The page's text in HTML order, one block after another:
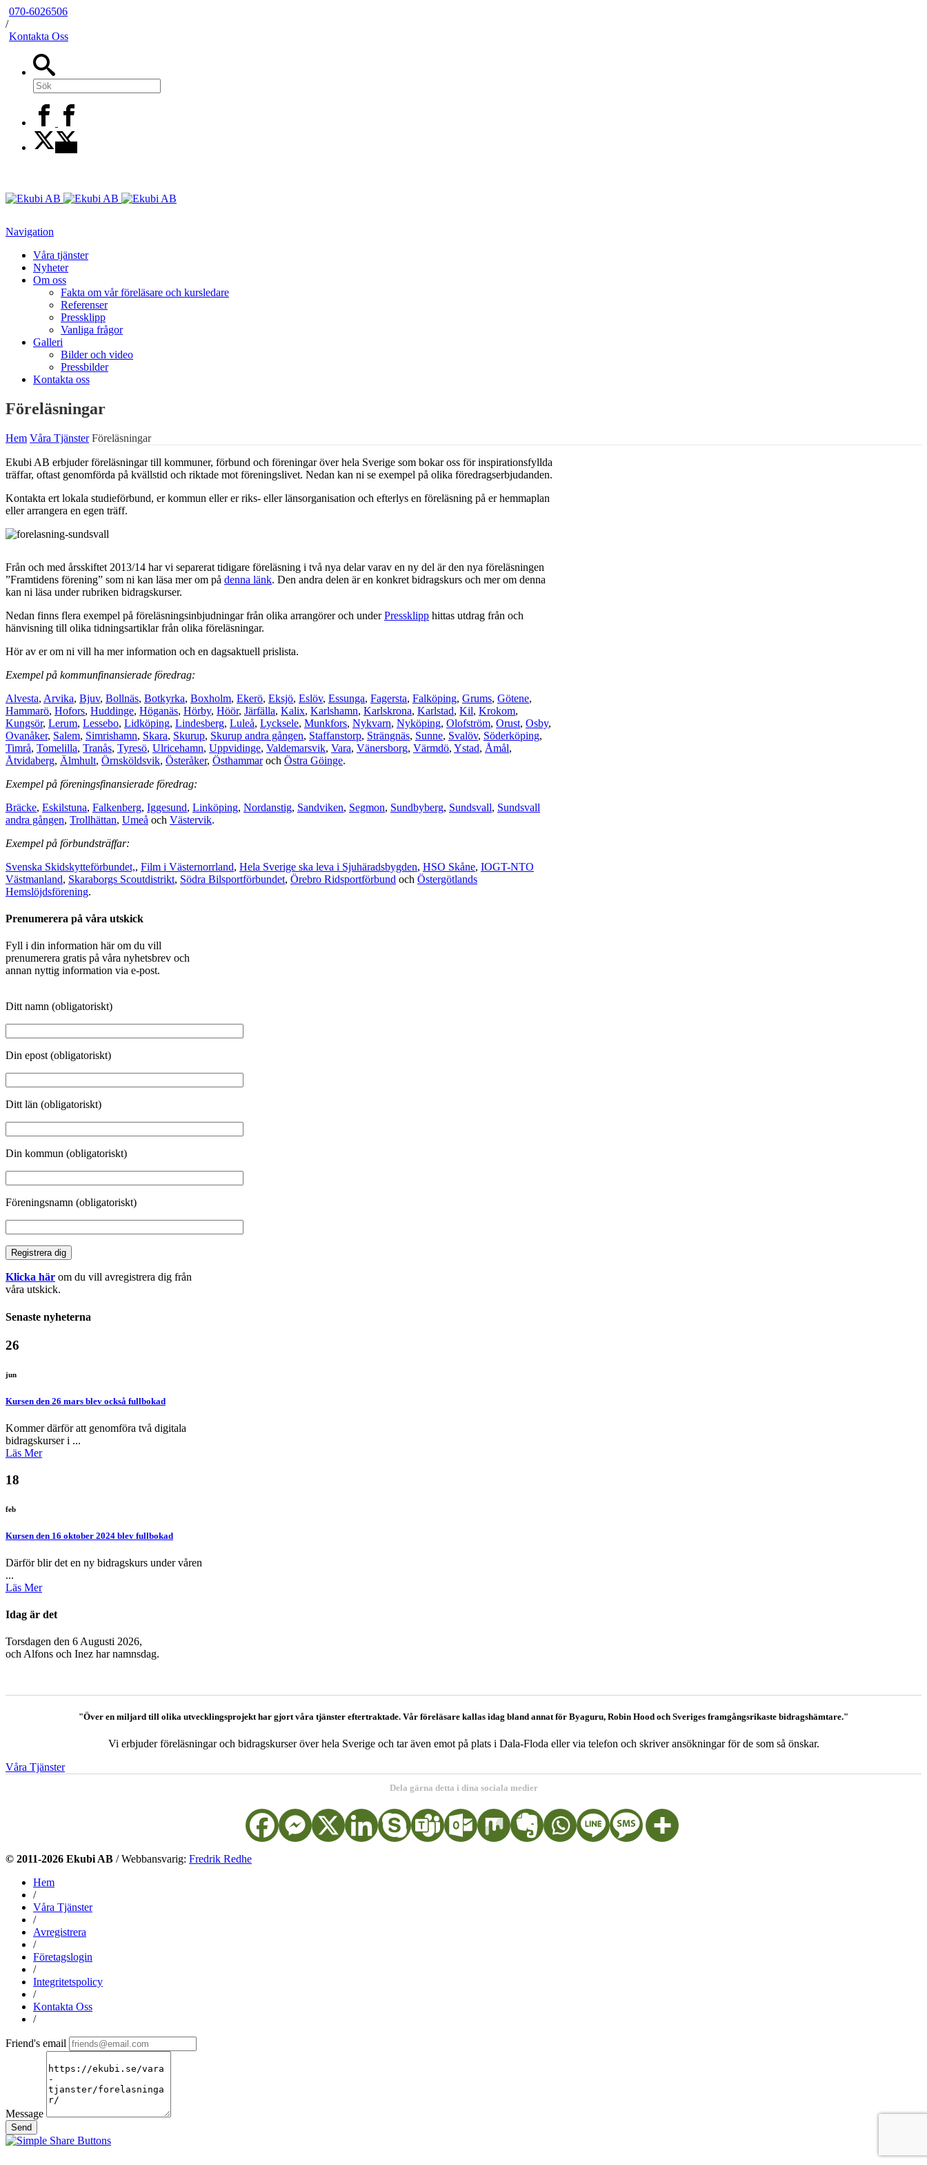
070-6026506
/
Kontakta Oss
Navigation
Våra tjänster
Nyheter
Om oss
Fakta om vår föreläsare och kursledare
Referenser
Pressklipp
Vanliga frågor
Galleri
Bilder och video
Pressbilder
Kontakta oss
Föreläsningar
Hem Våra Tjänster Föreläsningar
Ekubi AB erbjuder föreläsningar till kommuner, förbund och föreningar över hela Sverige som bokar oss för inspirationsfyllda
träffar, oftast genomförda på kvällstid och riktade mot föreningslivet. Nedan kan ni se exempel på olika föredragserbjudanden.
Kontakta ert lokala studieförbund, er kommun eller er riks- eller länsorganisation och efterlys en föreläsning på er hemmaplan
eller arrangera en egen träff.
Från och med årsskiftet 2013/14 har vi separerat tidigare föreläsning i två nya delar varav en ny del är den nya föreläsningen
”Framtidens förening” som ni kan läsa mer om på denna länk. Den andra delen är en konkret bidragskurs och mer om denna
kan ni läsa under rubriken bidragskurser.
Nedan finns flera exempel på föreläsningsinbjudningar från olika arrangörer och underPressklipp hittas utdrag från och
hänvisning till olika tidningsartiklar från olika föreläsningar.
Hör av er om ni vill ha mer information och en dagsaktuell prislista.
Exempel på kommunfinansierade föredrag:
Alvesta, Arvika, Bjuv, Bollnäs, Botkyrka, Boxholm, Ekerö, Eksjö, Eslöv, Essunga, Fagersta, Falköping, Grums, Götene,
Hammarö, Hofors, Huddinge, Höganäs, Hörby, Höör, Järfälla, Kalix, Karlshamn, Karlskrona, Karlstad, Kil, Krokom,
Kungsör, Lerum, Lessebo, Lidköping, Lindesberg, Luleå, Lycksele, Munkfors, Nykvarn, Nyköping, Olofström, Orust, Osby,
Ovanåker, Salem, Simrishamn, Skara, Skurup, Skurup andra gången, Staffanstorp, Strängnäs, Sunne, Svalöv, Söderköping,
Timrå, Tomelilla, Tranås, Tyresö, Ulricehamn, Uppvidinge, Valdemarsvik, Vara, Vänersborg, Värmdö, Ystad, Åmål,
Åtvidaberg, Älmhult, Örnsköldsvik, Österåker, Östhammaroch Östra Göinge.
Exempel på föreningsfinansierade föredrag:
Bräcke, Eskilstuna, Falkenberg, Iggesund, Linköping, Nordanstig, Sandviken, Segmon, Sundbyberg, Sundsvall, Sundsvall
andra gången, Trollhättan, Umeå och Västervik.
Exempel på förbundsträffar:
Svenska Skidskytteförbundet,, Film i Västernorrland, Hela Sverige ska leva i Sjuhäradsbygden, HSO Skåne, IOGT-NTO
Västmanland, Skaraborgs Scoutdistrikt, Södra Bilsportförbundet, Örebro Ridsportförbund och Östergötlands
Hemslöjdsförening.
Prenumerera på våra utskick
Fyll i din information här om du vill
prenumerera gratis på våra nyhetsbrev och
annan nyttig information via e-post.
Ditt namn (obligatoriskt)
Din epost (obligatoriskt)
Ditt län (obligatoriskt)
Din kommun (obligatoriskt)
Föreningsnamn (obligatoriskt)
Klicka här om du vill avregistrera dig från
våra utskick.
Senaste nyheterna
26
jun
Kursen den 26 mars blev också fullbokad
Kommer därför att genomföra två digitala
bidragskurser i ...
Läs Mer
18
feb
Kursen den 16 oktober 2024 blev fullbokad
Därför blir det en ny bidragskurs under våren
...
Läs Mer
Idag är det
Torsdagen den 6 Augusti 2026,
och Alfons och Inez har namnsdag.
"Över en miljard till olika utvecklingsprojekt har gjort våra tjänster eftertraktade. Vår föreläsare kallas idag bland annat för Byaguru, Robin Hood och Sveriges framgångsrikaste bidragshämtare."
Vi erbjuder föreläsningar och bidragskurser över hela Sverige och tar även emot på plats i Dala-Floda eller via telefon och skriver ansökningar för de som så önskar.
Våra Tjänster
Dela gärna detta i dina sociala medier
© 2011-2026 Ekubi AB / Webbansvarig: Fredrik Redhe
Hem
/
Våra Tjänster
/
Avregistrera
/
Företagslogin
/
Integritetspolicy
/
Kontakta Oss
/
Friend's email
Message
Send